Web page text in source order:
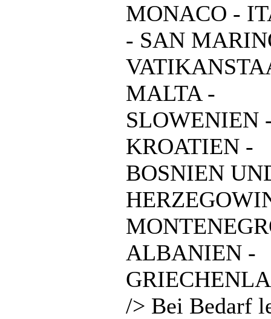
MONACO -
- SAN
MALTA -
SLOWENIEN
KROATIEN -
BOSNIEN
ALBANIEN -
/> Bei Bedarf